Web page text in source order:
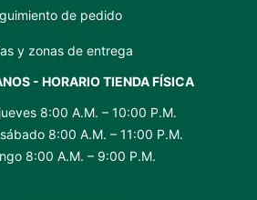
de pedido
y zonas de entrega
- HORARIO TIENDA FÍSICA
8:00 A.M. – 10:00 P.M.
8:00 A.M. – 11:00 P.M.
8:00 A.M. – 9:00 P.M.